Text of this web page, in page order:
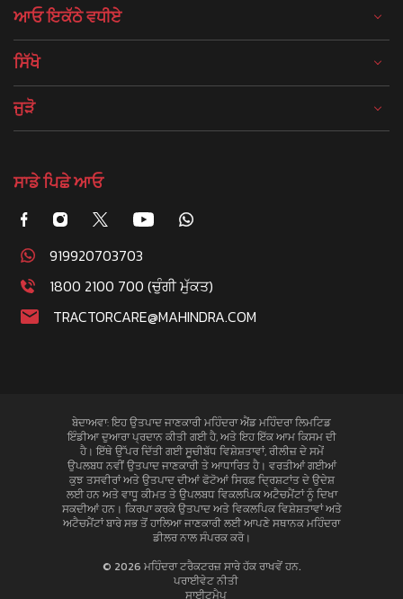
ਆਓ ਇਕੱਠੇ ਵਧੀਏ
ਸਿੱਖੋ
ਜੁੜੋ
ਸਾਡੇ ਪਿਛੇ ਆਓ
919920703703
1800 2100 700 (ਚੁੰਗੀ ਮੁੱਕਤ)
TRACTORCARE@MAHINDRA.COM
ਬੇਦਾਅਵਾ: ਇਹ ਉਤਪਾਦ ਜਾਣਕਾਰੀ ਮਹਿੰਦਰਾ ਐਂਡ ਮਹਿੰਦਰਾ ਲਿਮਟਿਡ
ਇੰਡੀਆ ਦੁਆਰਾ ਪ੍ਰਦਾਨ ਕੀਤੀ ਗਈ ਹੈ, ਅਤੇ ਇਹ ਇੱਕ ਆਮ ਕਿਸਮ ਦੀ
ਹੈ। ਇੱਥੇ ਉੱਪਰ ਦਿੱਤੀ ਗਈ ਸੂਚੀਬੱਧ ਵਿਸ਼ੇਸ਼ਤਾਵਾਂ, ਰੀਲੀਜ਼ ਦੇ ਸਮੇਂ
ਉਪਲਬਧ ਨਵੀਂ ਉਤਪਾਦ ਜਾਣਕਾਰੀ ਤੇ ਆਧਾਰਿਤ ਹੈ। ਵਰਤੀਆਂ ਗਈਆਂ
ਕੁਝ ਤਸਵੀਰਾਂ ਅਤੇ ਉਤਪਾਦ ਦੀਆਂ ਫੋਟੋਆਂ ਸਿਰਫ਼ ਦ੍ਰਿਸ਼ਟਾਂਤ ਦੇ ਉਦੇਸ਼
ਲਈ ਹਨ ਅਤੇ ਵਾਧੂ ਕੀਮਤ ਤੇ ਉਪਲਬਧ ਵਿਕਲਪਿਕ ਅਟੈਚਮੈਂਟਾਂ ਨੂੰ ਦਿਖਾ
ਸਕਦੀਆਂ ਹਨ। ਕਿਰਪਾ ਕਰਕੇ ਉਤਪਾਦ ਅਤੇ ਵਿਕਲਪਿਕ ਵਿਸ਼ੇਸ਼ਤਾਵਾਂ ਅਤੇ
ਅਟੈਚਮੈਂਟਾਂ ਬਾਰੇ ਸਭ ਤੋਂ ਹਾਲਿਆ ਜਾਣਕਾਰੀ ਲਈ ਆਪਣੇ ਸਥਾਨਕ ਮਹਿੰਦਰਾ
ਡੀਲਰ ਨਾਲ ਸੰਪਰਕ ਕਰੋ।
© 2026 ਮਹਿੰਦਰਾ ਟਰੈਕਟਰਜ਼ ਸਾਰੇ ਹੱਕ ਰਾਖਵੇਂ ਹਨ.
ਪਰਾਈਵੇਟ ਨੀਤੀ
ਸਾਈਟਮੈਪ